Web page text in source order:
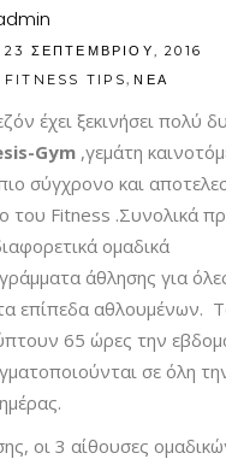
23 ΣΕΠΤΕΜΒΡΊΟΥ, 2016
FITNESS TIPS,ΝΕΑ
έχει ξεκινήσει πολύ
Gym ,γεμάτη
σύγχρονο και
του Fitness .Συνολικά
ομαδικά
άθλησης για όλες
επίπεδα αθλουμένων.
65 ώρες την
σε όλη
οι 3 αίθουσες